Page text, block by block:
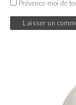
Prévenez-moi de